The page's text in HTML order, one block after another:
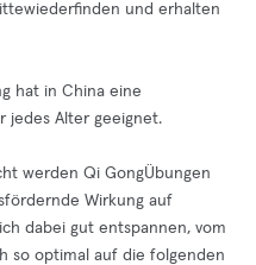
und erhalten
hat in China eine
jedes Alter geeignet.
werden Qi GongÜbungen
Wirkung auf
dabei gut entspannen, vom
so optimal auf die folgenden